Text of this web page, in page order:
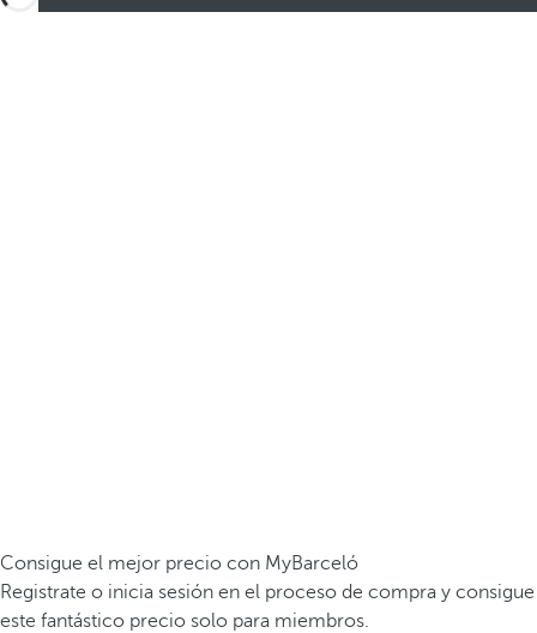
Consigue el mejor precio con MyBarceló
Registrate o inicia sesión en el proceso de compra y consigue
este fantástico precio solo para miembros.